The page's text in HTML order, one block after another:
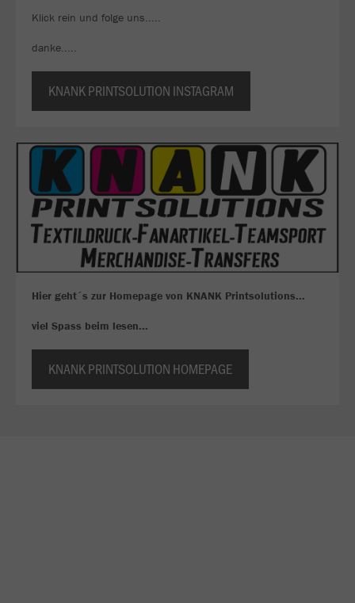
Klick rein und folge uns.....
danke.....
KNANK PRINTSOLUTION INSTAGRAM
Hier geht´s zur Homepage von KNANK Printsolutions...
viel Spass beim lesen...
KNANK PRINTSOLUTION HOMEPAGE